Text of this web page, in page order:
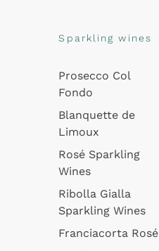
Sparkling wines
Prosecco Col
Fondo
Blanquette de
Limoux
Rosé Sparkling
Wines
Ribolla Gialla
Sparkling Wines
Franciacorta Rosé